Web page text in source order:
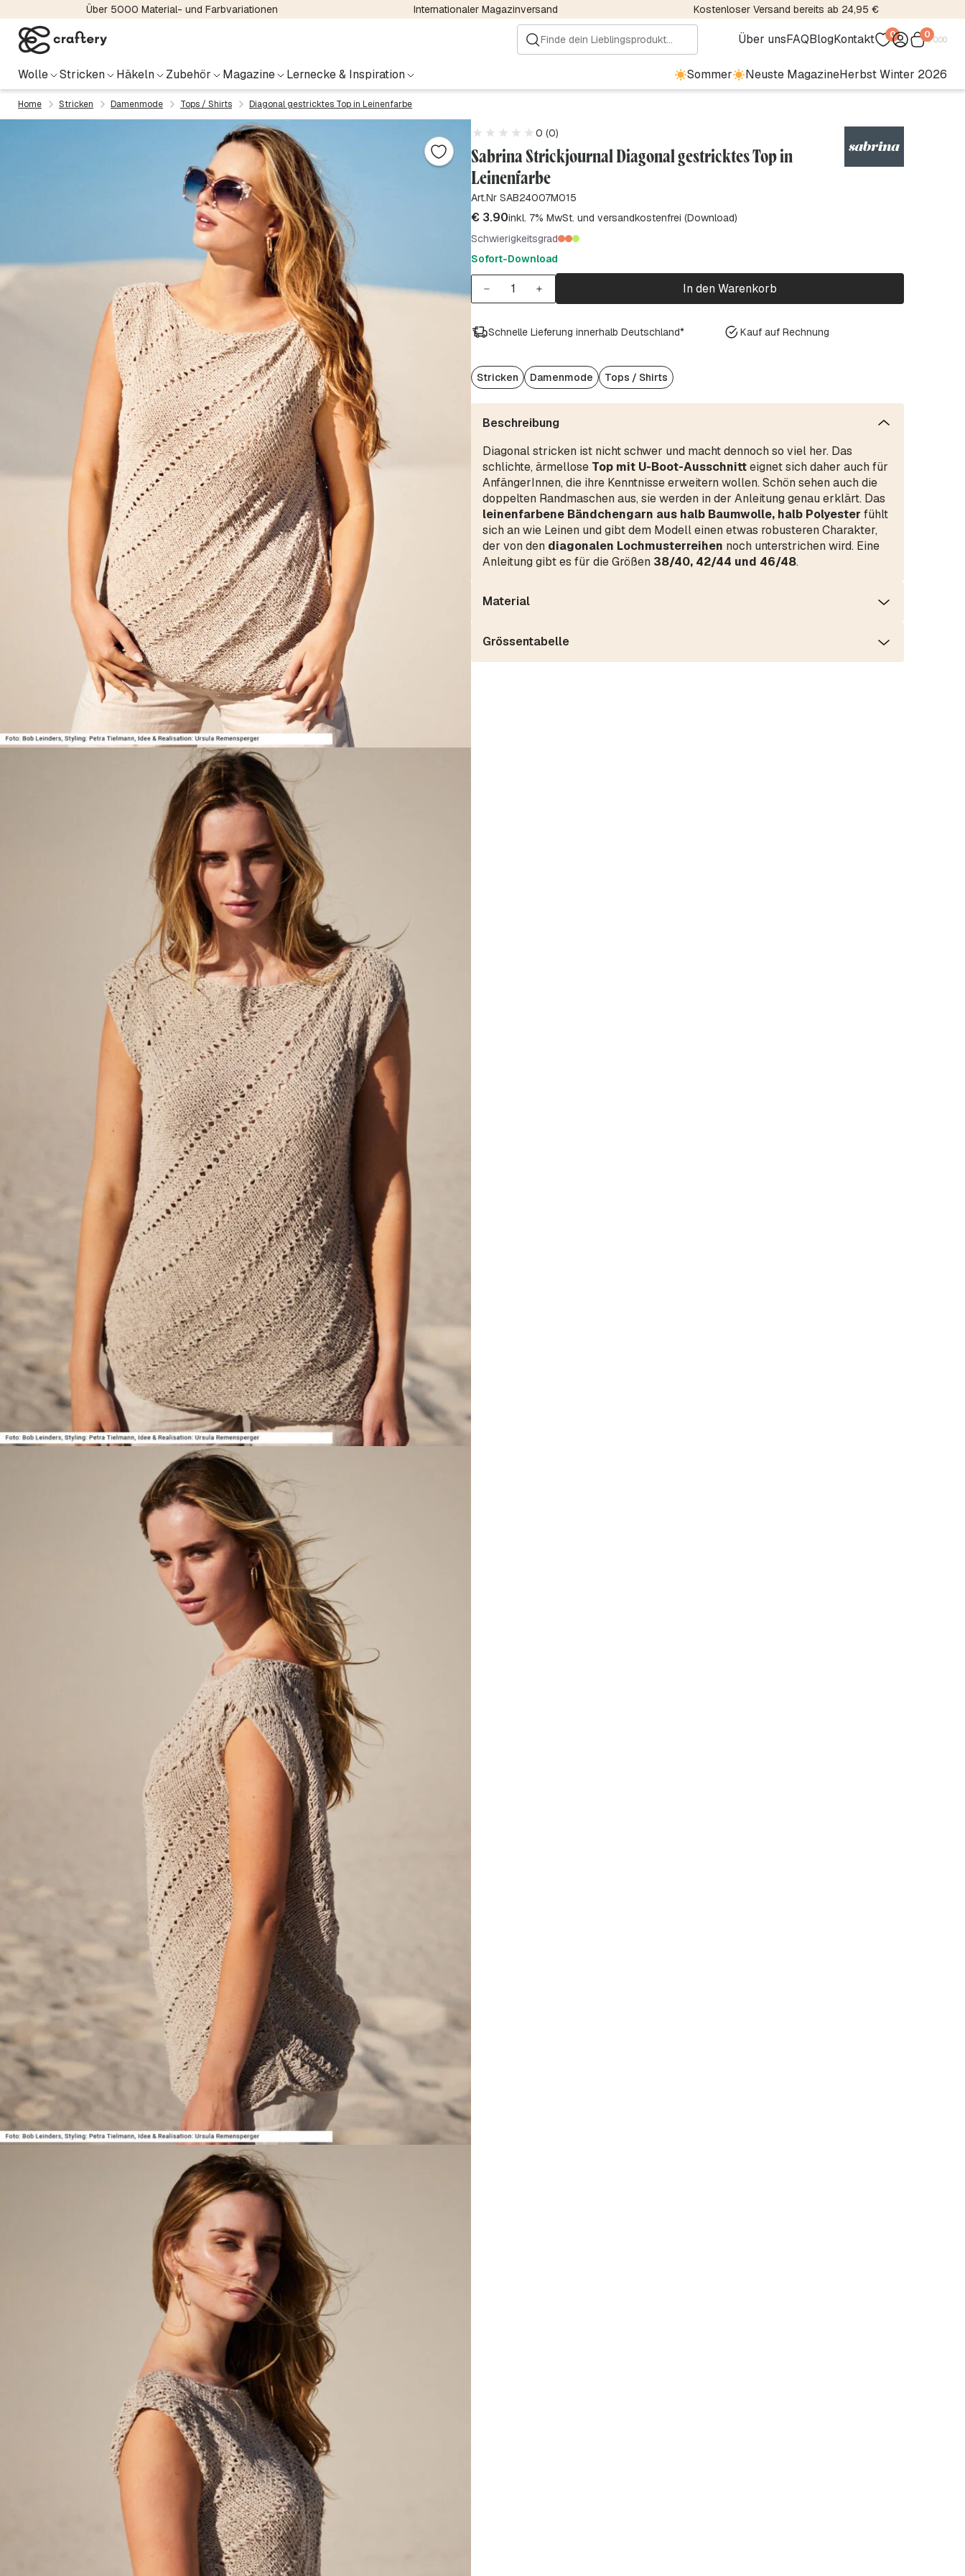
Über 5000 Material- und Farbvariationen Internationaler Magazinversand Kostenloser Versand bereits ab 24,95 €
Über unsFAQBlogKontakt 0 0€0.00
Wolle Stricken Häkeln Zubehör Magazine Lernecke & Inspiration Sommer Neuste MagazineHerbst Winter 2026
Home Stricken Damenmode Tops / Shirts Diagonal gestricktes Top in Leinenfarbe
0 (0)
Sabrina Strickjournal Diagonal gestricktes Top in
Leinenfarbe
Art.Nr SAB24007M015
€3.90inkl. 7% MwSt. und versandkostenfrei (Download)
Schwierigkeitsgrad
Sofort-Download
In den Warenkorb
Schnelle Lieferung innerhalb Deutschland* Kauf auf Rechnung
Stricken Damenmode Tops / Shirts
Beschreibung
Diagonal stricken ist nicht schwer und macht dennoch so viel her. Das
schlichte, ärmellose Top mit U-Boot-Ausschnitteignet sich daher auch für
AnfängerInnen, die ihre Kenntnisse erweitern wollen. Schön sehen auch die
doppelten Randmaschen aus, sie werden in der Anleitung genau erklärt. Das
leinenfarbene Bändchengarn aus halb Baumwolle, halb Polyester fühlt
sich an wie Leinen und gibt dem Modell einen etwas robusteren Charakter,
der von den diagonalen Lochmusterreihen noch unterstrichen wird. Eine
Anleitung gibt es für die Größen 38/40, 42/44 und 46/48.
Material
Grössentabelle